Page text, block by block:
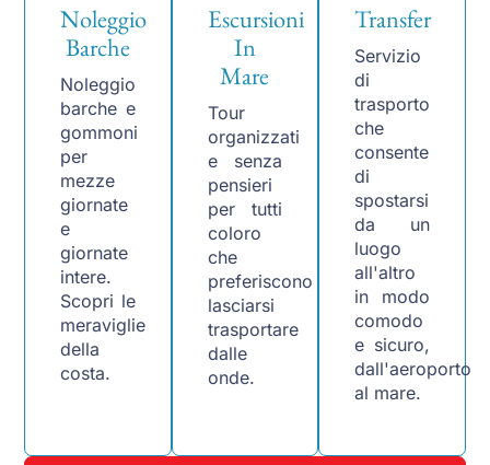
Noleggio
Barche
Noleggio
barche e
gommoni
per
mezze
giornate
e
giornate
intere.
Scopri le
meraviglie
della
costa.
Escursioni
In
Mare
Tour
organizzati
e senza
pensieri
per tutti
coloro
che
preferiscono
lasciarsi
trasportare
dalle
onde.
Transfer
Servizio
di
trasporto
che
consente
di
spostarsi
da un
luogo
all'altro
in modo
comodo
e sicuro,
dall'aeroporto
al mare.